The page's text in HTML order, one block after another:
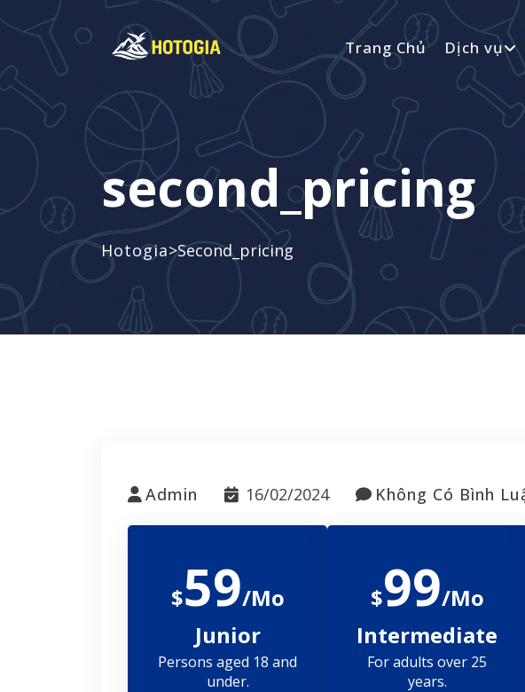
Trang Chủ Dịch vụ
second_pricing
Hotogia>Second_pricing
Admin 16/02/2024 Không Có Bình
$59/Mo
Junior
Persons aged 18 and
under.
$99/Mo
Intermediate
For adults over 25
years.